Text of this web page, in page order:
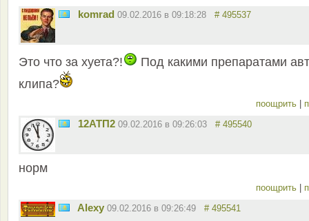
komrad 09.02.2016 в 09:18:28 # 495537
Это что за хуета?!
Под какими препаратами
клипа?
поощрить |
12АТП2 09.02.2016 в 09:26:03 # 495540
норм
поощрить |
Alexy 09.02.2016 в 09:26:49 # 495541